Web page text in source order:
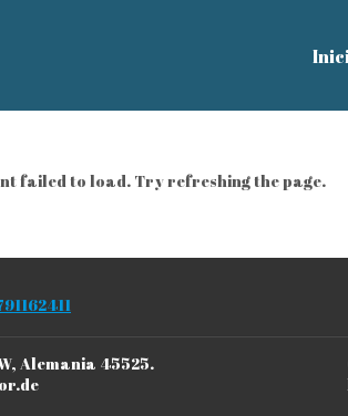
failed to load. Try refreshing the page.
Alemania 45525.